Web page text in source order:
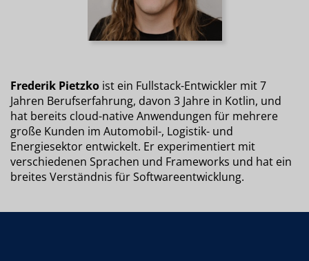
Frederik Pietzko ist ein Fullstack-Entwickler mit 7
Jahren Berufserfahrung, davon 3 Jahre in Kotlin, und
hat bereits cloud-native Anwendungen für mehrere
große Kunden im Automobil-, Logistik- und
Energiesektor entwickelt. Er experimentiert mit
verschiedenen Sprachen und Frameworks und hat ein
breites Verständnis für Softwareentwicklung.